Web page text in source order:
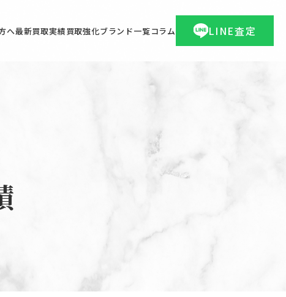
へ最新買取実績買取強化ブランド一覧コラム LINE査定